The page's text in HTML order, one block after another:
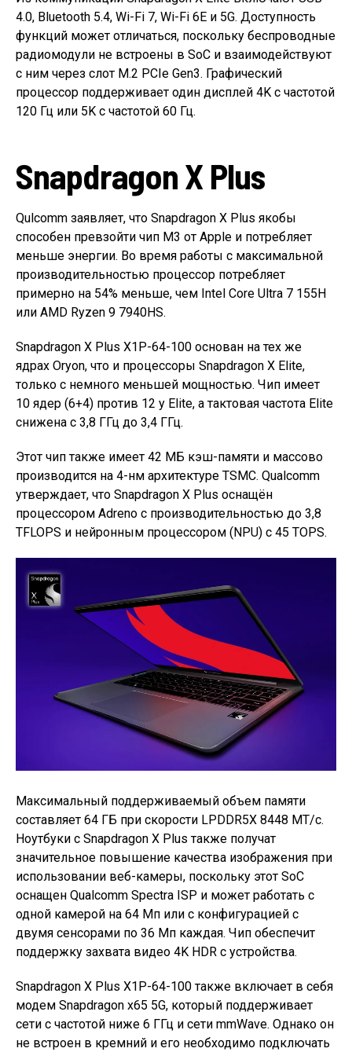
4.0, Bluetooth 5.4, Wi-Fi 7, Wi-Fi 6E и 5G. Доступность
функций может отличаться, поскольку беспроводные
радиомодули не встроены в SoC и взаимодействуют
с ним через слот M.2 PCIe Gen3. Графический
процессор поддерживает один дисплей 4K с частотой
120 Гц или 5K с частотой 60 Гц.
Snapdragon X Plus
Qulcomm заявляет, что Snapdragon X Plus якобы
способен превзойти чип M3 от Apple и потребляет
меньше энергии. Во время работы с максимальной
производительностью процессор потребляет
примерно на 54% меньше, чем Intel Core Ultra 7 155H
или AMD Ryzen 9 7940HS.
Snapdragon X Plus X1P-64-100 основан на тех же
ядрах Oryon, что и процессоры Snapdragon X Elite,
только с немного меньшей мощностью. Чип имеет
10 ядер (6+4) против 12 у Elite, а тактовая частота Elite
снижена с 3,8 ГГц до 3,4 ГГц.
Этот чип также имеет 42 МБ кэш-памяти и массово
производится на 4-нм архитектуре TSMC. Qualcomm
утверждает, что Snapdragon X Plus оснащён
процессором Adreno с производительностью до 3,8
TFLOPS и нейронным процессором (NPU) с 45 TOPS.
Максимальный поддерживаемый объем памяти
составляет 64 ГБ при скорости LPDDR5X 8448 МТ/с.
Ноутбуки с Snapdragon X Plus также получат
значительное повышение качества изображения при
использовании веб-камеры, поскольку этот SoC
оснащен Qualcomm Spectra ISP и может работать с
одной камерой на 64 Мп или с конфигурацией с
двумя сенсорами по 36 Мп каждая. Чип обеспечит
поддержку захвата видео 4K HDR с устройства.
Snapdragon X Plus X1P-64-100 также включает в себя
модем Snapdragon x65 5G, который поддерживает
сети с частотой ниже 6 ГГц и сети mmWave. Однако он
не встроен в кремний и его необходимо подключать